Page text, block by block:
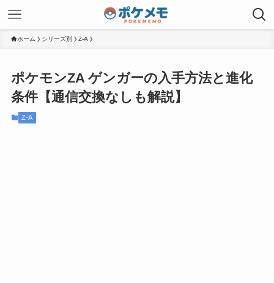
ホーム シリーズ別 Z-A
ポケモンZA ゲンガーの入手方法と進化
条件【通信交換なしも解説】
Z-A